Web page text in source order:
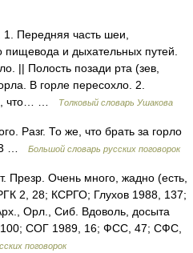
Передняя часть шеи,
и дыхательных путей.
|| Полость позади рта (зев,
В горле пересохло. 2.
что… …
Толковый словарь Ушакова
Разг. То же, что брать за горло
…
Большой словарь русских поговорок
Презр. Очень много, жадно (есть,
2, 28; КСРГО; Глухов 1988, 137;
Орл., Сиб. Вдоволь, досыта
СОГ 1989, 16; ФСС, 47; СФС,
поговорок